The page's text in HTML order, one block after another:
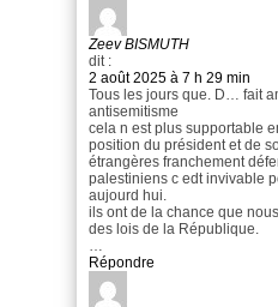
Zeev BISMUTH
dit :
2 août 2025 à 7 h 29 min
Tous les jours que. D… fait
antisemitisme
cela n est plus supportable
position du président et de
étrangères franchement
palestiniens c edt invivable
aujourd hui.
ils ont de la chance que
des lois de la République.
…
Répondre